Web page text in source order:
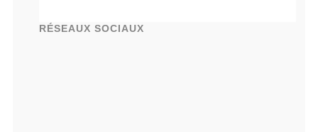
RÉSEAUX SOCIAUX